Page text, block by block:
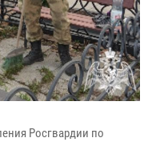
Росгвардии по